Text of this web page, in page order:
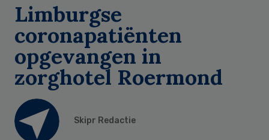
Limburgse
coronapatiënten
opgevangen in
zorghotel Roermond
Skipr Redactie